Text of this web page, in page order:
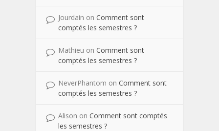
Jourdain on Comment sont
comptés les semestres ?
Mathieu on Comment sont
comptés les semestres ?
NeverPhantom on Comment sont
comptés les semestres ?
Alison on Comment sont comptés
les semestres ?